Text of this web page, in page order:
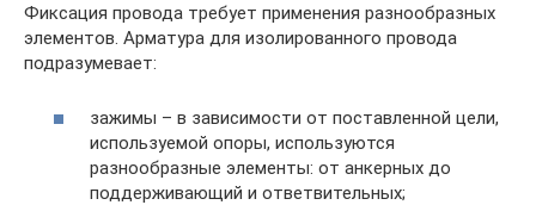
Фиксация провода требует применения разнообразных
элементов. Арматура для изолированного провода
подразумевает:
зажимы – в зависимости от поставленной цели,
используемой опоры, используются
разнообразные элементы: от анкерных до
поддерживающий и ответвительных;